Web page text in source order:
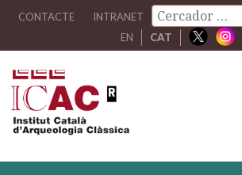
CONTACTE INTRANET
EN
CAT